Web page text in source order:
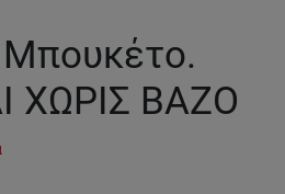
Μπουκέτο.
ΧΩΡΙΣ ΒΑΖΟ